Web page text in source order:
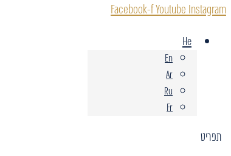
Facebook-fYoutube Instagram
He
En
Ar
Ru
Fr
תפריט